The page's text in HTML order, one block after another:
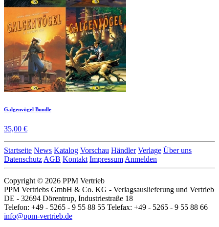
Galgenvögel Bundle
35,00 €
Startseite News Katalog Vorschau Händler Verlage Über uns
Datenschutz AGB Kontakt Impressum Anmelden
Copyright © 2026 PPM Vertrieb
PPM Vertriebs GmbH & Co. KG - Verlagsauslieferung und Vertrieb
DE - 32694 Dörentrup, Industriestraße 18
Telefon: +49 - 5265 - 9 55 88 55 Telefax: +49 - 5265 - 9 55 88 66
info@ppm-vertrieb.de